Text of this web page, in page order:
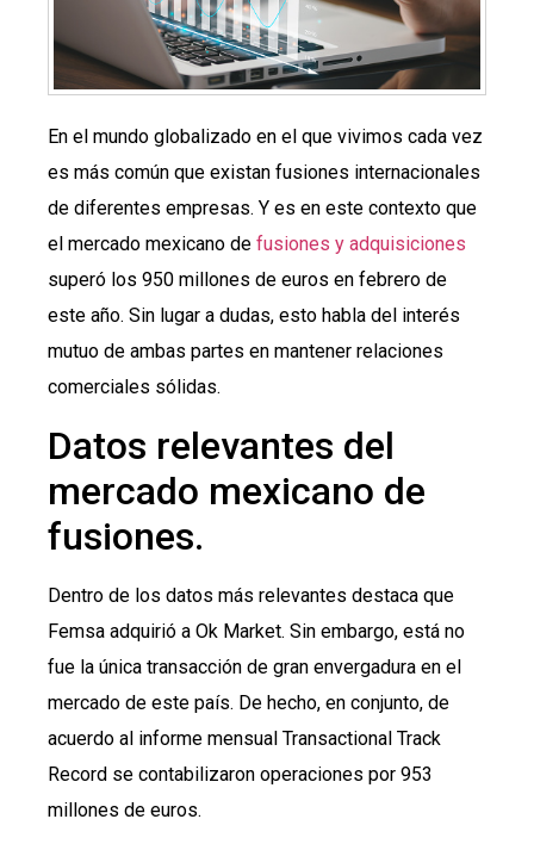
En el mundo globalizado en el que vivimos cada vez
es más común que existan fusiones internacionales
de diferentes empresas. Y es en este contexto que
el mercado mexicano de fusiones y adquisiciones
superó los 950 millones de euros en febrero de
este año. Sin lugar a dudas, esto habla del interés
mutuo de ambas partes en mantener relaciones
comerciales sólidas.
Datos relevantes del
mercado mexicano de
fusiones.
Dentro de los datos más relevantes destaca que
Femsa adquirió a Ok Market. Sin embargo, está no
fue la única transacción de gran envergadura en el
mercado de este país. De hecho, en conjunto, de
acuerdo al informe mensual Transactional Track
Record se contabilizaron operaciones por 953
millones de euros.